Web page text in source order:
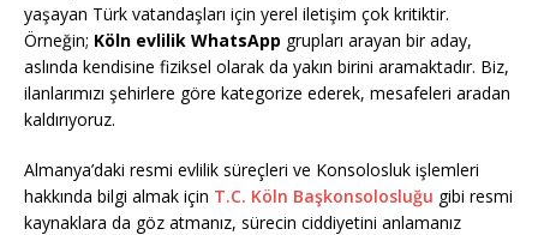
yaşayan Türk vatandaşları için yerel iletişim çok kritiktir.
Örneğin; Köln evlilik WhatsApp grupları arayan bir aday,
aslında kendisine fiziksel olarak da yakın birini aramaktadır. Biz,
ilanlarımızı şehirlere göre kategorize ederek, mesafeleri aradan
kaldırıyoruz.
Almanya’daki resmi evlilik süreçleri ve Konsolosluk işlemleri
hakkında bilgi almak için T.C. Köln Başkonsolosluğu gibi resmi
kaynaklara da göz atmanız, sürecin ciddiyetini anlamanız